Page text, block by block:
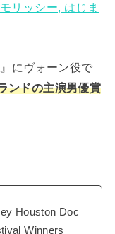
リッシー, はじま
』にヴォーン役で
ンドの主演男優賞
Houston Doc
Winners